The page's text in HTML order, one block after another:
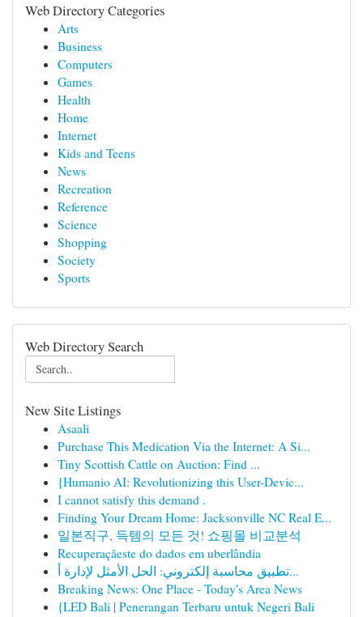
Web Directory Categories
Arts
Business
Computers
Games
Health
Home
Internet
Kids and Teens
News
Recreation
Reference
Science
Shopping
Society
Sports
Web Directory Search
New Site Listings
Asaali
Purchase This Medication Via the Internet: A Si...
Tiny Scottish Cattle on Auction: Find ...
{Humanio AI: Revolutionizing this User-Devic...
I cannot satisfy this demand .
Finding Your Dream Home: Jacksonville NC Real E...
일본직구, 득템의 모든 것! 쇼핑몰 비교분석
Recuperaçãeste do dados em uberlândia
تطبيق محاسبة إلكتروني: الحل الأمثل لإدارة أ...
Breaking News: One Place - Today's Area News
{LED Bali | Penerangan Terbaru untuk Negeri Bali